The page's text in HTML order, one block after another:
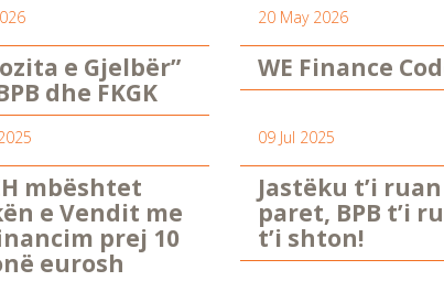
e Gjelbër”
dhe FKGK
20 May 2026
WE Finance
mbështet
e Vendit me
prej 10
eurosh
09 Jul 2025
Jastëku t’i ruan
paret, BPB t’i
t’i shton!